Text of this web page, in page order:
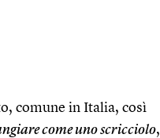
comune in Italia, così
come uno scricciolo,